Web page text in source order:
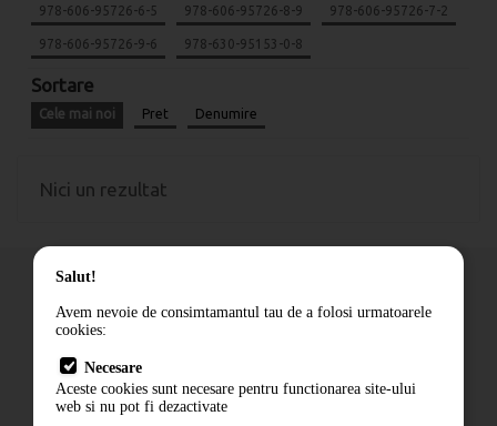
978-606-95726-6-5 978-606-95726-8-9 978-606-95726-7-2
978-606-95726-9-6 978-630-95153-0-8
Sortare
Cele mai noi Pret Denumire
Nici un rezultat
Cum comand
Livrare
Contact
Salut!
Avem nevoie de consimtamantul tau de a folosi urmatoarele
cookies:
Necesare
Aceste cookies sunt necesare pentru functionarea site-ului
web si nu pot fi dezactivate